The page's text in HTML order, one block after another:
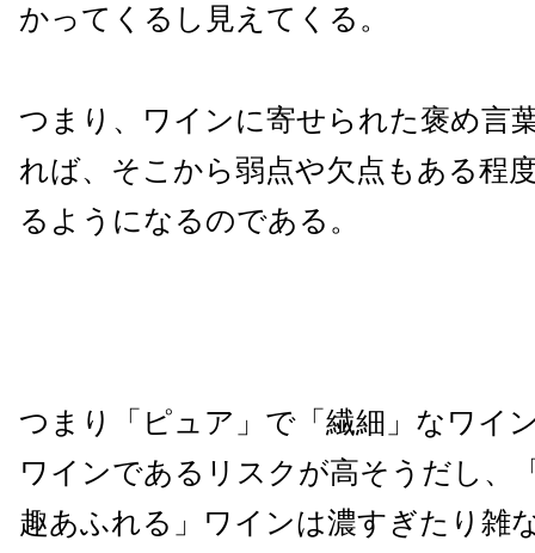
かってくるし見えてくる。
つまり、ワインに寄せられた褒め言
れば、そこから弱点や欠点もある程
るようになるのである。
つまり「ピュア」で「繊細」なワイ
ワインであるリスクが高そうだし、
趣あふれる」ワインは濃すぎたり雑